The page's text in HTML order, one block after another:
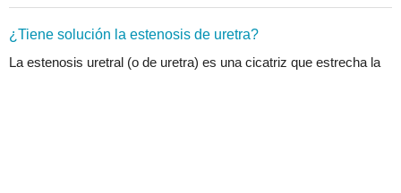
¿Tiene solución la estenosis de uretra?
La estenosis uretral (o de uretra) es una cicatriz que estrecha la